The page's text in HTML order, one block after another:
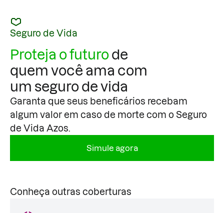
Seguro de Vida
Proteja o futuro de
quem você ama com
um seguro de vida
Garanta que seus beneficários recebam
algum valor em caso de morte com o Seguro
de Vida Azos.
Simule agora
Conheça outras coberturas